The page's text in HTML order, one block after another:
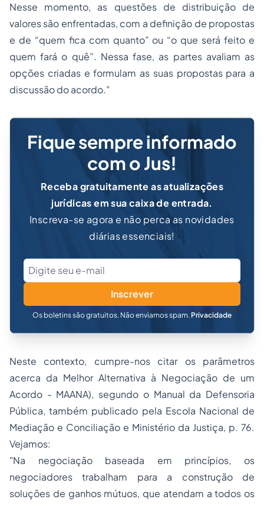
Nesse momento, as questões de distribuição de
valores são enfrentadas, com a definição de propostas
e de “quem fica com quanto” ou “o que será feito e
quem fará o quê”. Nessa fase, as partes avaliam as
opções criadas e formulam as suas propostas para a
discussão do acordo."
Fique sempre informado
com o Jus!
Receba gratuitamente as atualizações
jurídicas em sua caixa de entrada.
Inscreva-se agora e não perca as novidades
diárias essenciais!
Inscrever
Os boletins são gratuitos. Não enviamos spam. Privacidade
Neste contexto, cumpre-nos citar os parâmetros
acerca da Melhor Alternativa à Negociação de um
Acordo - MAANA), segundo o Manual da Defensoria
Pública, também publicado pela Escola Nacional de
Mediação e Conciliação e Ministério da Justiça, p. 76.
Vejamos:
"Na negociação baseada em princípios, os
negociadores trabalham para a construção de
soluções de ganhos mútuos, que atendam a todos os